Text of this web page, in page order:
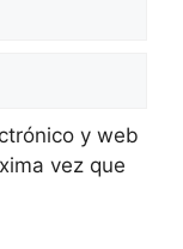
y web
vez que